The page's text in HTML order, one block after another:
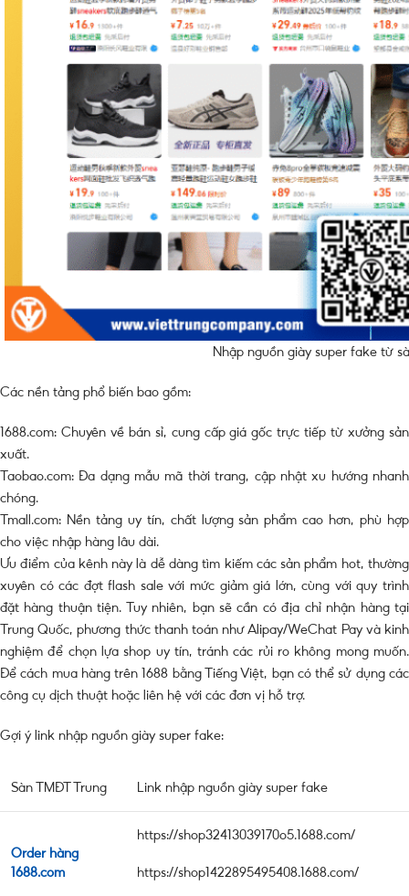
Nhập nguồn giày super fake từ
Các nền tảng phổ biến bao gồm:
1688.com: Chuyên về bán sỉ, cung cấp giá gốc trực tiếp từ xưởng sản
xuất.
Taobao.com: Đa dạng mẫu mã thời trang, cập nhật xu hướng nhanh
chóng.
Tmall.com: Nền tảng uy tín, chất lượng sản phẩm cao hơn, phù hợp
cho việc nhập hàng lâu dài.
Ưu điểm của kênh này là dễ dàng tìm kiếm các sản phẩm hot, thường
xuyên có các đợt flash sale với mức giảm giá lớn, cùng với quy trình
đặt hàng thuận tiện. Tuy nhiên, bạn sẽ cần có địa chỉ nhận hàng tại
Trung Quốc, phương thức thanh toán như Alipay/WeChat Pay và kinh
nghiệm để chọn lựa shop uy tín, tránh các rủi ro không mong muốn.
Để cách mua hàng trên 1688 bằng Tiếng Việt, bạn có thể sử dụng các
công cụ dịch thuật hoặc liên hệ với các đơn vị hỗ trợ.
Gợi ý link nhập nguồn giày super fake:
Sàn TMĐT Trung Link nhập nguồn giày super fake
Order hàng
1688.com
https://shop32413039170o5.1688.com/
https://shop1422895495408.1688.com/